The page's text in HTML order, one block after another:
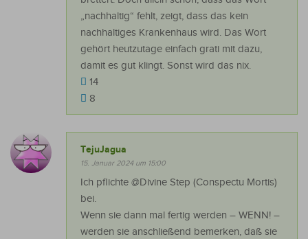
„nachhaltig“ fehlt, zeigt, dass das kein
nachhaltiges Krankenhaus wird. Das Wort
gehört heutzutage einfach grati mit dazu,
damit es gut klingt. Sonst wird das nix.
14
8
TejuJagua
15. Januar 2024 um 15:00
Ich pflichte @Divine Step (Conspectu Mortis)
bei.
Wenn sie dann mal fertig werden – WENN! –
werden sie anschließend bemerken, daß sie